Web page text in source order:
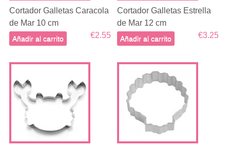
Cortador Galletas Caracola
de Mar 10 cm
€2.55
Añadir al carrito
Cortador Galletas Estrella
de Mar 12 cm
€3.25
Añadir al carrito